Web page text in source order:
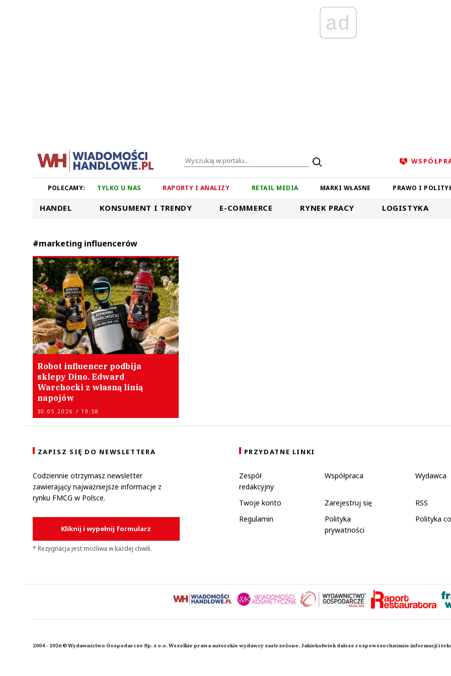
ad
POLECAMY: TYLKO U NAS RAPORTY I ANALIZY RETAIL MEDIA MARKI WŁASNE PRAWO I
HANDEL KONSUMENT I TRENDY E-COMMERCE RYNEK PRACY LOGISTYKA
#marketing influencerów
Robot influencer podbija
sklepy Dino. Edward
Warchocki z własną linią
napojów
30.05.2026 / 19:58
ZAPISZ SIĘ DO NEWSLETTERA
Codziennie otrzymasz newsletter
zawierający najważniejsze informacje z
rynku FMCG w Polsce.
Kliknij i wypełnij formularz
* Rezygnacja jest możliwa w każdej chwili.
PRZYDATNE LINKI
Zespół
redakcyjny
Współpraca Wydawca
Twoje konto Zarejestruj się
RSS
Regulamin
Polityka
prywatności
Polityka
2004 - 2026 © Wydawnictwo Gospodarcze Sp. z o.o. Wszelkie prawa autorskie wydawcy zastrzeżone. Jakiekolwiek dalsze rozpowszechnianie informacji i